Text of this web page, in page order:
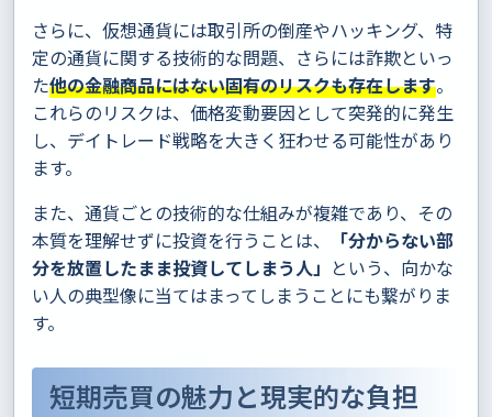
さらに、仮想通貨には取引所の倒産やハッキング、特
定の通貨に関する技術的な問題、さらには詐欺といっ
た他の金融商品にはない固有のリスクも存在します。
これらのリスクは、価格変動要因として突発的に発生
し、デイトレード戦略を大きく狂わせる可能性があり
ます。
また、通貨ごとの技術的な仕組みが複雑であり、その
本質を理解せずに投資を行うことは、
「分からない部
分を放置したまま投資してしまう人」 という、向かな
い人の典型像に当てはまってしまうことにも繋がりま
す。
短期売買の魅力と現実的な負担